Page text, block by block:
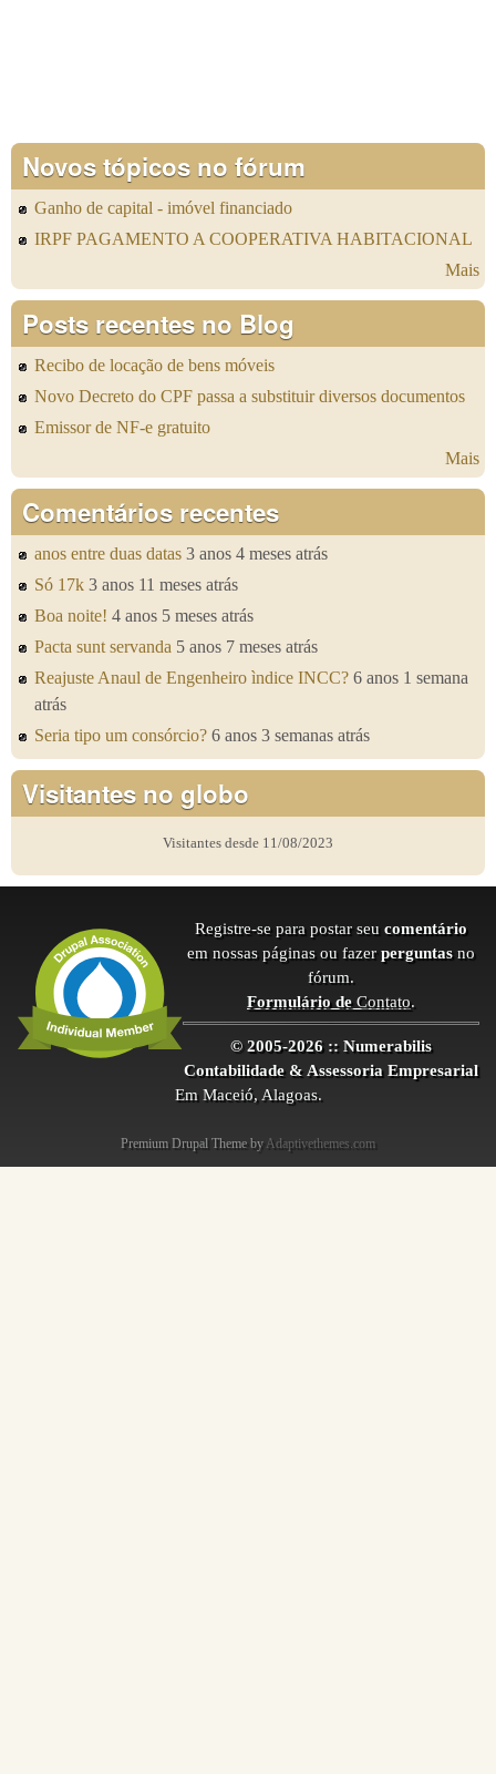
Novos tópicos no fórum
Ganho de capital - imóvel financiado
IRPF PAGAMENTO A COOPERATIVA HABITACIONAL
Mais
Posts recentes no Blog
Recibo de locação de bens móveis
Novo Decreto do CPF passa a substituir diversos documentos
Emissor de NF-e gratuito
Mais
Comentários recentes
anos entre duas datas 3 anos 4 meses atrás
Só 17k 3 anos 11 meses atrás
Boa noite! 4 anos 5 meses atrás
Pacta sunt servanda 5 anos 7 meses atrás
Reajuste Anaul de Engenheiro ìndice INCC? 6 anos 1 semana
atrás
Seria tipo um consórcio? 6 anos 3 semanas atrás
Visitantes no globo
Visitantes desde 11/08/2023
Registre-se para postar seu comentário
em nossas páginas ou fazer perguntas no
fórum.
Formulário deContato.
© 2005-2026 :: Numerabilis
Contabilidade & Assessoria Empresarial
Em Maceió, Alagoas.
Premium Drupal Theme by Adaptivethemes.com